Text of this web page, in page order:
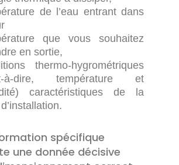
de l’eau entrant dans
que vous souhaitez
en sortie,
thermo-hygrométriques
à-dire, température et
caractéristiques de la
spécifique
une donnée décisive